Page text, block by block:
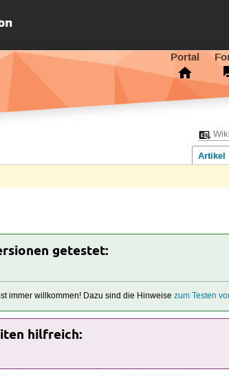
Portal
Artikel
getestet:
immer willkommen! Dazu sind die Hinweisezum Testen
hilfreich: